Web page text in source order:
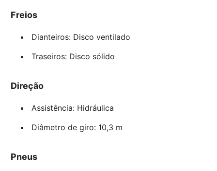
Freios
Dianteiros: Disco ventilado
Traseiros: Disco sólido
Direção
Assistência: Hidráulica
Diâmetro de giro: 10,3 m
Pneus